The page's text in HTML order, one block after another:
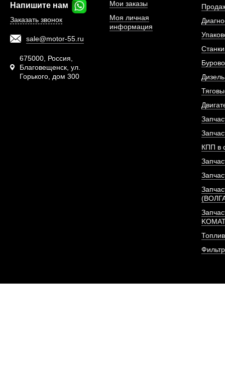
КПП в сборе
АРТИКУЛ:
ПОД
Напишите нам
Заказать звонок
sale@motor-55.ru
675000, Россия,
Благовещенск, ул.
Горького, дом 300
Мои заказы
Моя личная
информация
КПП в